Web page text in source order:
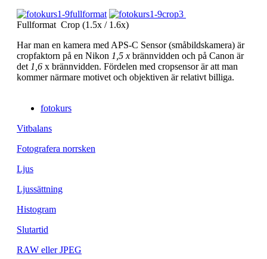
Fullformat Crop (1.5x / 1.6x)
Har man en kamera med APS-C Sensor (småbildskamera) är
cropfaktorn på en Nikon 1,5 x brännvidden och på Canon är
det1,6 x brännvidden. Fördelen med cropsensor är att man
kommer närmare motivet och objektiven är relativt billiga.
fotokurs
Vitbalans
Fotografera norrsken
Ljus
Ljussättning
Histogram
Slutartid
RAW eller JPEG